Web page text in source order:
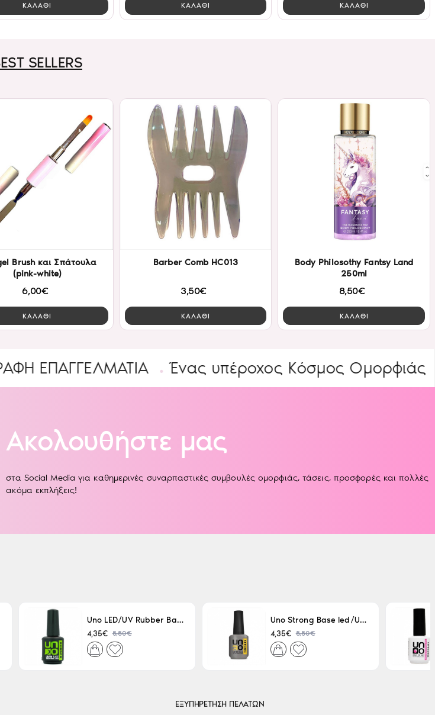
ΚΑΛΑΘΙ ΚΑΛΑΘΙ ΚΑΛΑΘΙ
SELLERS
Brush και Σπάτουλα
(pink-white)
6,00€
ΚΑΛΑΘΙ
Barber Comb HC013
3,50€
ΚΑΛΑΘΙ
Body Philosothy Fantsy Land
250ml
8,50€
ΚΑΛΑΘΙ
Ένας υπέροχος Κόσμος Ομορφιάς
Ακολουθήστε μας
στα Social Media για καθημερινές συναρπαστικές συμβουλές ομορφιάς, τάσεις, προσφορές και πολλές
ακόμα εκπλήξεις!
Uno LED/UV Rubber Base 15ml
4,35€ 5,50€
Uno Strong Base led/Uv 15 ml
4,35€ 5,50€
ΕΞΥΠΗΡΕΤΗΣΗ ΠΕΛΑΤΩΝ